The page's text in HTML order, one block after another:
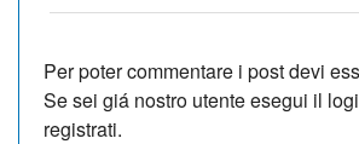
Per poter commentare i post devi
Se sei giá nostro utente esegui il
registrati.